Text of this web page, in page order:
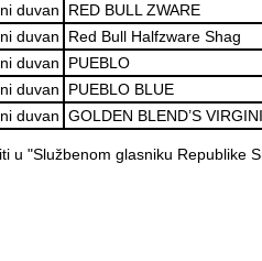
duvan
RED BULL ZWARE
duvan
Red Bull Halfzware Shag
duvan
PUEBLO
duvan
PUEBLO BLUE
duvan GOLDEN BLEND’S
u "Službenom glasniku Republike